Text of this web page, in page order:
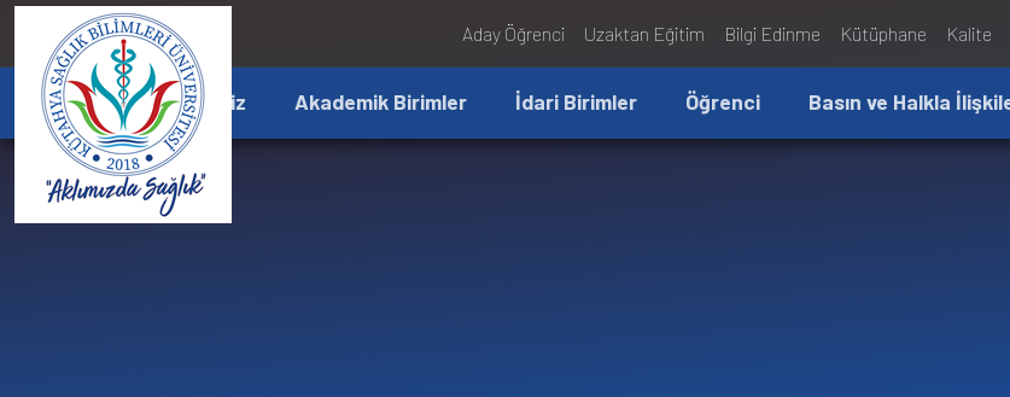
İçeriğe atla Aday Öğrenci Uzaktan Eğitim Bilgi Edinme Kütüphane Kalite
Üniversitemiz Akademik Birimler İdari Birimler Öğrenci Basın ve Halkla